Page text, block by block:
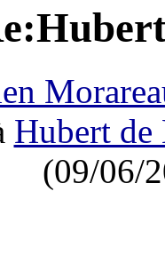
Hubert de
(09/06/